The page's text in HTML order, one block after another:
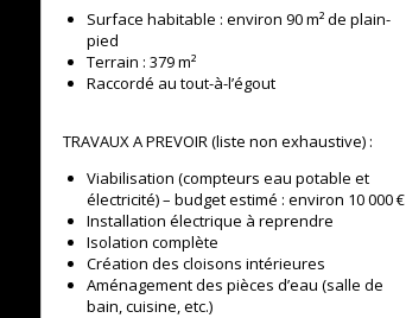
Surface habitable : environ 90 m² de plain-
pied
Terrain : 379 m²
Raccordé au tout-à-l’égout
TRAVAUX A PREVOIR (liste non exhaustive) :
Viabilisation (compteurs eau potable et
électricité) – budget estimé : environ 10 000 €
Installation électrique à reprendre
Isolation complète
Création des cloisons intérieures
Aménagement des pièces d’eau (salle de
bain, cuisine, etc.)